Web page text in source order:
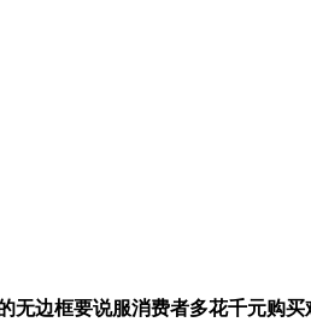
无边框要说服消费者多花千元购